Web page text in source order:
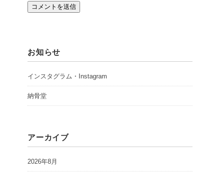
お知らせ
インスタグラム・Instagram
納骨堂
アーカイブ
2026年8月